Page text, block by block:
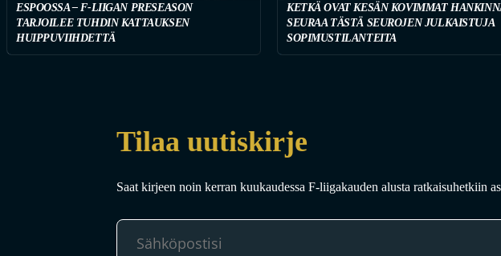
ESPOOSSA – F-LIIGAN PRESEASON
TARJOILEE TUHDIN KATTAUKSEN
HUIPPUVIIHDETTÄ
KETKÄ OVAT KESÄN KOVIMMAT
SEURAA TÄSTÄ SEUROJEN JULKAISTUJA
SOPIMUSTILANTEITA
Tilaa uutiskirje
Saat kirjeen noin kerran kuukaudessa F-liigakauden alusta ratkaisuhetkiin